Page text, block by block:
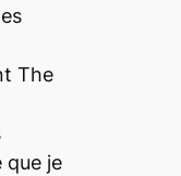
The
que je